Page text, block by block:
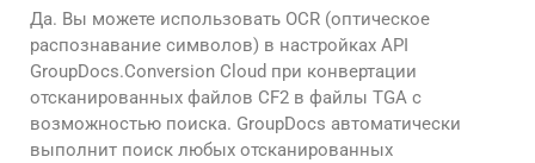
Да. Вы можете использовать OCR (оптическое
распознавание символов) в настройках API
GroupDocs.Conversion Cloud при конвертации
отсканированных файлов CF2 в файлы TGA с
возможностью поиска. GroupDocs автоматически
выполнит поиск любых отсканированных